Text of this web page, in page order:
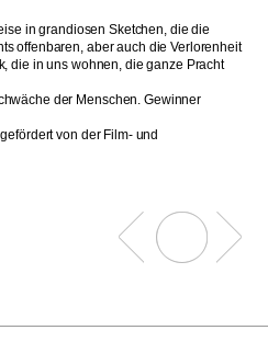
in grandiosen Sketchen, die die
offenbaren, aber auch die Verlorenheit
die in uns wohnen, die ganze Pracht
der Menschen. Gewinner
von der Film- und